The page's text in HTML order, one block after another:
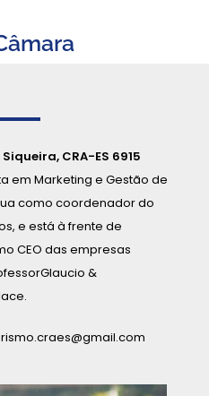
CRA-ES 6915
em Marketing e Gestão de
como coordenador do
e está à frente de
CEO das empresas
&